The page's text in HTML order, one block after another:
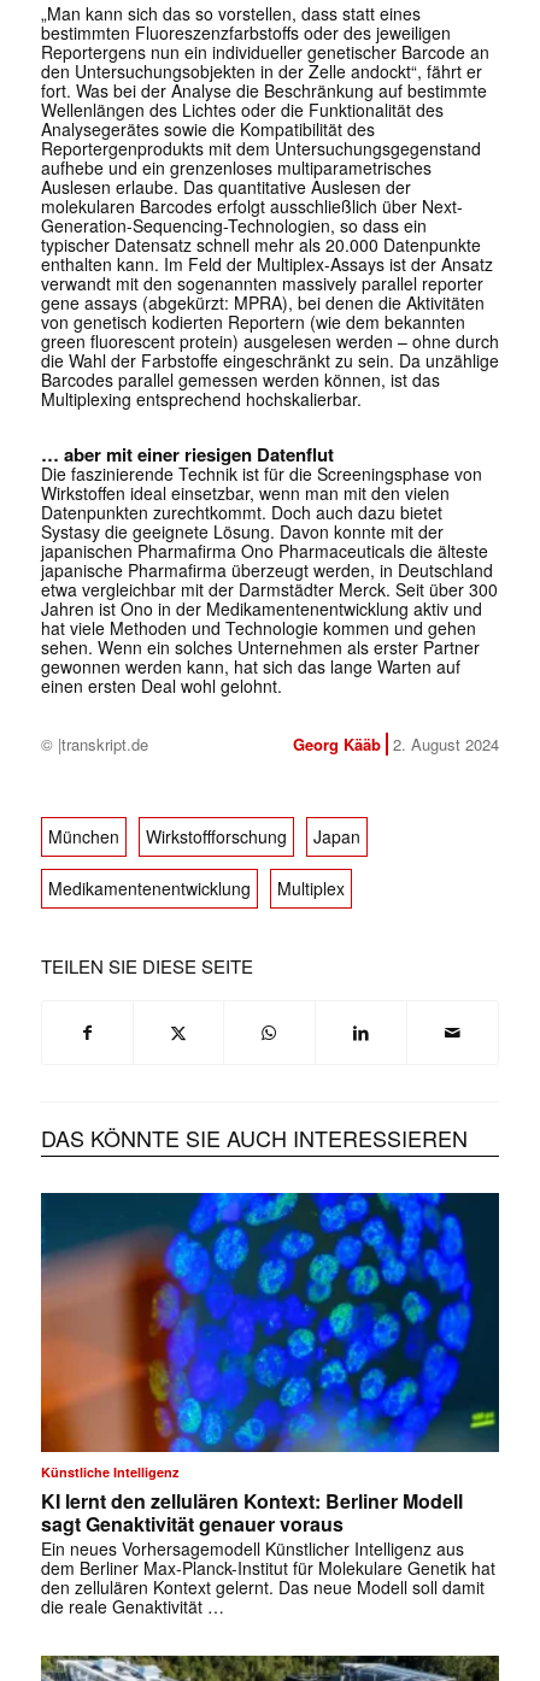
„Man kann sich das so vorstellen, dass statt eines
bestimmten Fluoreszenzfarbstoffs oder des jeweiligen
Reportergens nun ein individueller genetischer Barcode an
den Untersuchungsobjekten in der Zelle andockt“, fährt er
fort. Was bei der Analyse die Beschränkung auf bestimmte
Wellenlängen des Lichtes oder die Funktionalität des
Analysegerätes sowie die Kompatibilität des
Reportergenprodukts mit dem Untersuchungsgegenstand
aufhebe und ein grenzenloses multiparametrisches
Auslesen erlaube. Das quantitative Auslesen der
molekularen Barcodes erfolgt ausschließlich über Next-
Generation-Sequencing-Technologien, so dass ein
typischer Datensatz schnell mehr als 20.000 Datenpunkte
enthalten kann. Im Feld der Multiplex-Assays ist der Ansatz
verwandt mit den sogenannten massively parallel reporter
gene assays (abgekürzt: MPRA), bei denen die Aktivitäten
von genetisch kodierten Reportern (wie dem bekannten
green fluorescent protein) ausgelesen werden – ohne durch
die Wahl der Farbstoffe eingeschränkt zu sein. Da unzählige
Barcodes parallel gemessen werden können, ist das
Multiplexing entsprechend hochskalierbar.
… aber mit einer riesigen Datenflut
Die faszinierende Technik ist für die Screeningsphase von
Wirkstoffen ideal einsetzbar, wenn man mit den vielen
Datenpunkten zurechtkommt. Doch auch dazu bietet
Systasy die geeignete Lösung. Davon konnte mit der
japanischen Pharmafirma Ono Pharmaceuticals die älteste
japanische Pharmafirma überzeugt werden, in Deutschland
etwa vergleichbar mit der Darmstädter Merck. Seit über 300
Jahren ist Ono in der Medikamentenentwicklung aktiv und
hat viele Methoden und Technologie kommen und gehen
sehen. Wenn ein solches Unternehmen als erster Partner
gewonnen werden kann, hat sich das lange Warten auf
einen ersten Deal wohl gelohnt.
© |transkript.de Georg Kääb 2. August 2024
München Wirkstoffforschung Japan
Medikamentenentwicklung Multiplex
TEILEN SIE DIESE SEITE
DAS KÖNNTE SIE AUCH INTERESSIEREN
Künstliche Intelligenz
KI lernt den zellulären Kontext: Berliner Modell
sagt Genaktivität genauer voraus
Ein neues Vorhersagemodell Künstlicher Intelligenz aus
dem Berliner Max-Planck-Institut für Molekulare Genetik hat
den zellulären Kontext gelernt. Das neue Modell soll damit
die reale Genaktivität …